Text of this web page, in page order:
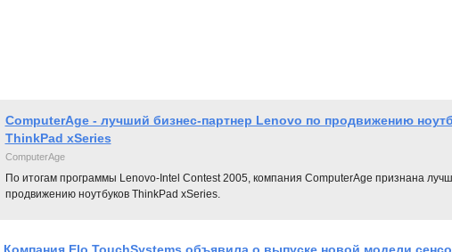
ComputerAge - лучший бизнес-партнер Lenovo по продвижению
ThinkPad xSeries
ComputerAge
По итогам программы Lenovo-Intel Contest 2005, компания ComputerAge признана
продвижению ноутбуков ThinkPad xSeries.